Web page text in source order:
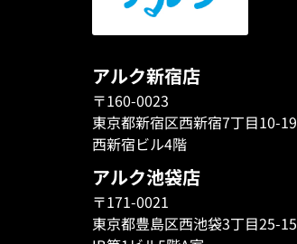
アルク新宿店
〒160-0023
東京都新宿区西新宿7丁目10-19
西新宿ビル4階
アルク池袋店
〒171-0021
東京都豊島区西池袋3丁目25-15